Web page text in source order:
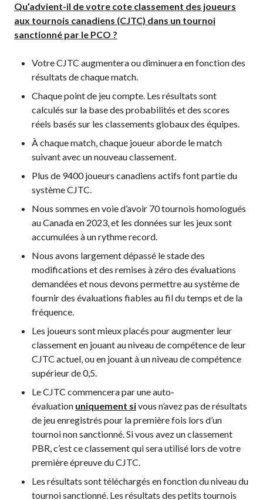
Recherche de clubs
Programme de
formation des
entraîneurs
Championnat national
de Pickleball Canada
2025
Candidature à un
Calendrier des
tournoi
Raquettes et balles
Pickleball Brackets –
Fournisseur de
solutions logicielles
Auto-évaluation des
niveaux de
compétence
programme
d’arbitrage
Qu’advient-il de votre cote classement des joueurs
aux tournois canadiens (CJTC) dans un tournoi
sanctionné par le PCO ?
Votre CJTC augmentera ou diminuera en fonction des
résultats de chaque match.
Chaque point de jeu compte. Les résultats sont
calculés sur la base des probabilités et des scores
réels basés sur les classements globaux des équipes.
À chaque match, chaque joueur aborde le match
suivant avec un nouveau classement.
Plus de 9400 joueurs canadiens actifs font partie du
système CJTC.
Nous sommes en voie d’avoir 70 tournois homologués
au Canada en 2023, et les données sur les jeux sont
accumulées à un rythme record.
Nous avons largement dépassé le stade des
modifications et des remises à zéro des évaluations
demandées et nous devons permettre au système de
fournir des évaluations fiables au fil du temps et de la
fréquence.
Les joueurs sont mieux placés pour augmenter leur
classement en jouant au niveau de compétence de leur
CJTC actuel, ou en jouant à un niveau de compétence
supérieur de 0,5.
Le CJTC commencera par une auto-
évaluation uniquement sivous n’avez pas de résultats
de jeu enregistrés pour la première fois lors d’un
tournoi non sanctionné. Si vous avez un classement
PBR, c’est ce classement qui sera utilisé lors de votre
première épreuve du CJTC.
Les résultats sont téléchargés en fonction du niveau du
tournoi sanctionné. Les résultats des petits tournois